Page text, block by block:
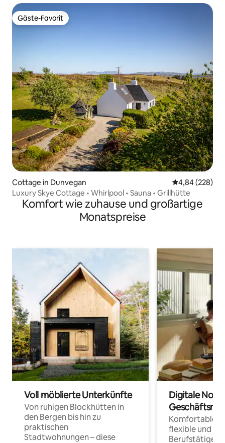
Gäste-Favorit
Gäste-Favorit
Cottage in Dunvegan
4,84 (228)
Luxury Skye Cottage • Whirlpool • Sauna • Grillhütte
Komfort wie zuhause und großartige
Monatspreise
Voll möblierte Unterkünfte
Von ruhigen Blockhütten in
den Bergen bis hin zu
praktischen
Stadtwohnungen – diese
Digitale
Komfortable
flexible und
Berufstätige